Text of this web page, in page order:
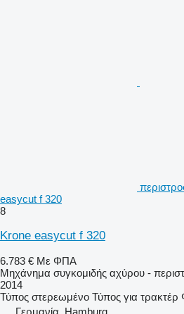
easycut f 320
8
Krone easycut f 320
6.783 € Με ΦΠΑ
Μηχάνημα συγκομιδής αχύρου -
2014
Τύπος στερεωμένο Τύπος για τρακτέρ
Γερμανία, Hamburg